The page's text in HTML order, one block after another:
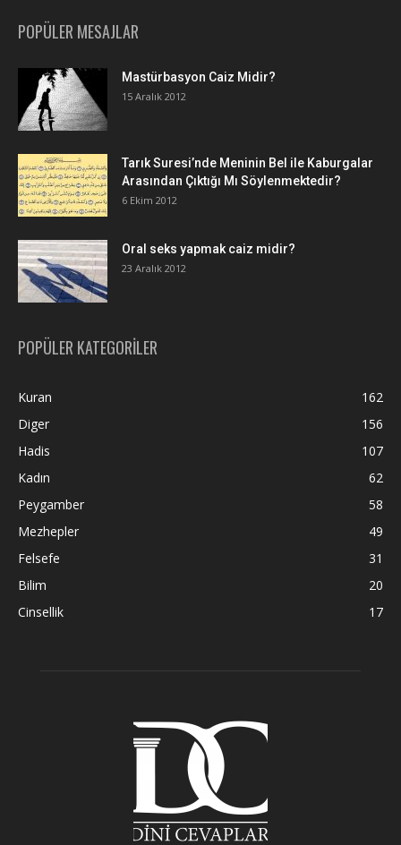
POPÜLER MESAJLAR
Mastürbasyon Caiz Midir?
15 Aralık 2012
Tarık Suresi’nde Meninin Bel ile Kaburgalar
Arasından Çıktığı Mı Söylenmektedir?
6 Ekim 2012
Oral seks yapmak caiz midir?
23 Aralık 2012
POPÜLER KATEGORİLER
Kuran
162
Diger
156
Hadis
107
Kadın
62
Peygamber
58
Mezhepler
49
Felsefe
31
Bilim
20
Cinsellik
17